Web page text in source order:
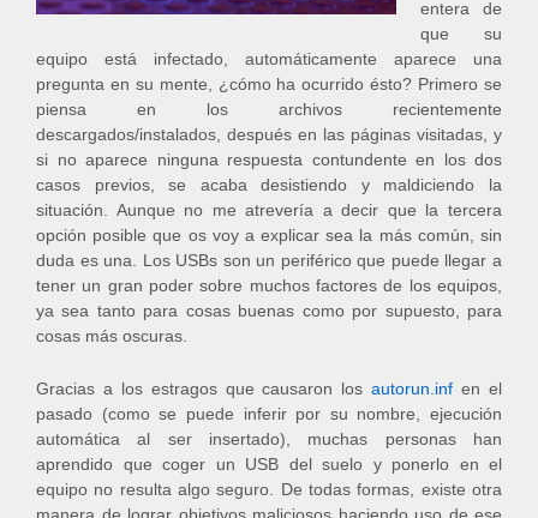
entera de
que su
equipo está infectado, automáticamente aparece una
pregunta en su mente, ¿cómo ha ocurrido ésto? Primero se
piensa en los archivos recientemente
descargados/instalados, después en las páginas visitadas, y
si no aparece ninguna respuesta contundente en los dos
casos previos, se acaba desistiendo y maldiciendo la
situación. Aunque no me atrevería a decir que la tercera
opción posible que os voy a explicar sea la más común, sin
duda es una. Los USBs son un periférico que puede llegar a
tener un gran poder sobre muchos factores de los equipos,
ya sea tanto para cosas buenas como por supuesto, para
cosas más oscuras.
Gracias a los estragos que causaron losautorun.inf en el
pasado (como se puede inferir por su nombre, ejecución
automática al ser insertado), muchas personas han
aprendido que coger un USB del suelo y ponerlo en el
equipo no resulta algo seguro. De todas formas, existe otra
manera de lograr objetivos maliciosos haciendo uso de ese